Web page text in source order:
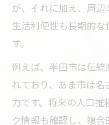
が、それに加え、周辺
生活利便性も長期的
す。
例えば、半田市は伝
れており、あま市は
力です。将来の人口
ク情報も確認し、複